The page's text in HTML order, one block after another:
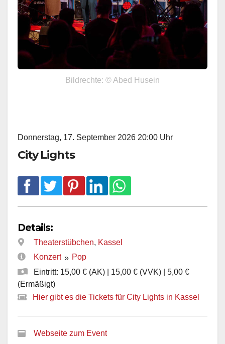
Bildrechte: © Abed Husein
Donnerstag, 17. September 2026 20:00 Uhr
City Lights
Details:
Theaterstübchen, Kassel
Konzert » Pop
Eintritt: 15,00 € (AK) | 15,00 € (VVK) | 5,00 €
(Ermäßigt)
Hier gibt es die Tickets für City Lights in Kassel
Webseite zum Event